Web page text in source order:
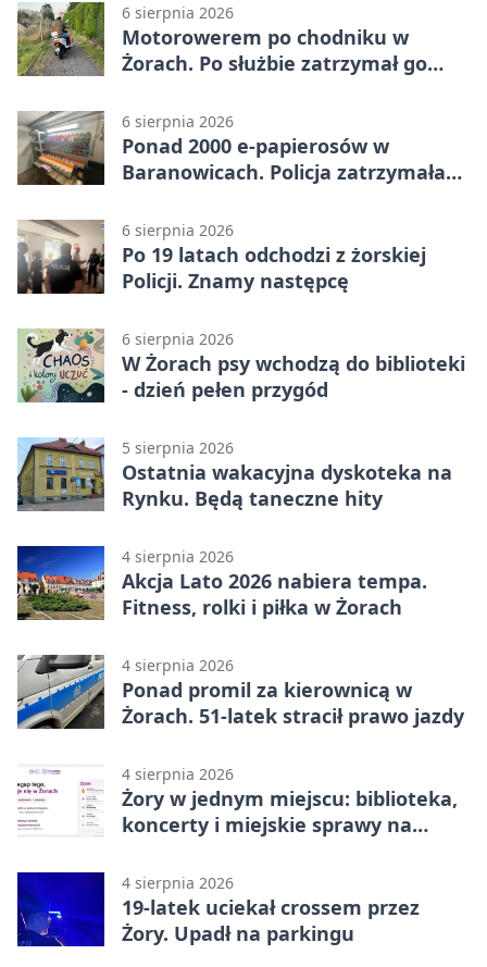
6 sierpnia 2026
Motorowerem po chodniku w
Żorach. Po służbie zatrzymał go
6 sierpnia 2026
Ponad 2000 e-papierosów w
Baranowicach. Policja zatrzymała
6 sierpnia 2026
Po 19 latach odchodzi z żorskiej
Policji. Znamy następcę
6 sierpnia 2026
W Żorach psy wchodzą do biblioteki
- dzień pełen przygód
5 sierpnia 2026
Ostatnia wakacyjna dyskoteka na
Rynku. Będą taneczne hity
4 sierpnia 2026
Akcja Lato 2026 nabiera tempa.
Fitness, rolki i piłka w Żorach
4 sierpnia 2026
Ponad promil za kierownicą w
Żorach. 51-latek stracił prawo jazdy
4 sierpnia 2026
Żory w jednym miejscu: biblioteka,
koncerty i miejskie sprawy na
4 sierpnia 2026
19-latek uciekał crossem przez
Żory. Upadł na parkingu